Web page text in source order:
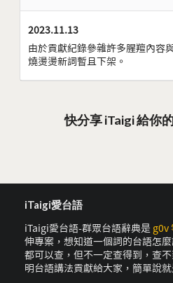
2023.11.13
由於貢獻紀錄參雜許多腥羶內容
燒燙燙新詞暫且下架。
快分享 iTaigi 給你
iTaigi愛台語
iTaigi愛台語-群眾台語辭典是 g0v
伸專案，想知道一個詞的台語怎
都可以查，但不一定查得到，查
明台語講法貢獻給大家，簡單說